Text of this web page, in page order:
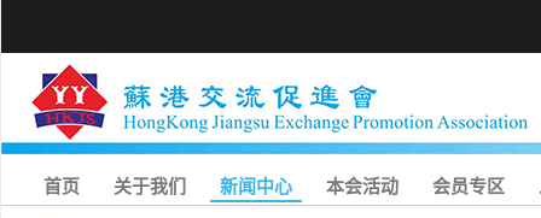
首页 关于我们 新闻中心 本会活动 会员专区